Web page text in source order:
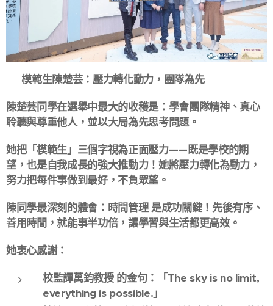
🌟 模範生陳楚芸：壓力轉化動力，團隊為先
陳楚芸同學在選舉中最大的收穫是：學會團隊精神、真心
聆聽與尊重他人，並以大局為先思考問題。
她把「模範生」三個字視為正面壓力——既是學校的期
望，也是自我成長的強大推動力！她將壓力轉化為動力，
努力把每件事做到最好，不負眾望。
陳同學最深刻的體會：時間管理 是成功關鍵！先後有序、
善用時間，就能事半功倍，讓學習與生活都更高效。
她衷心感謝：
校監譚萬鈞教授 的金句：「The sky is no limit,
everything is possible.」